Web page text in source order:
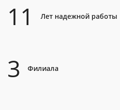
11 Лет надежной работы
3 Филиала